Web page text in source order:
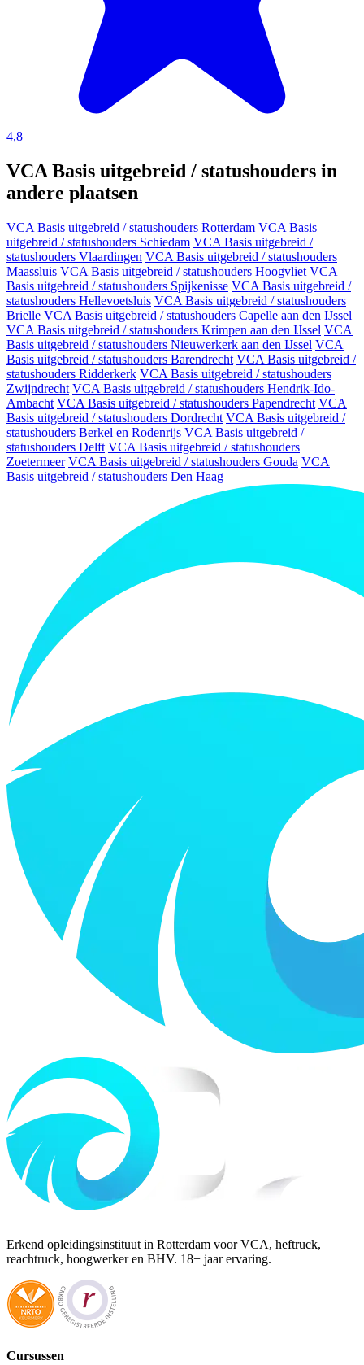
4,8
VCA Basis uitgebreid / statushouders in
andere plaatsen
VCA Basis uitgebreid / statushouders Rotterdam VCA Basis
uitgebreid / statushouders Schiedam VCA Basis uitgebreid /
statushouders Vlaardingen VCA Basis uitgebreid / statushouders
Maassluis VCA Basis uitgebreid / statushouders Hoogvliet VCA
Basis uitgebreid / statushouders Spijkenisse VCA Basis uitgebreid /
statushouders Hellevoetsluis VCA Basis uitgebreid / statushouders
Brielle VCA Basis uitgebreid / statushouders Capelle aan den IJssel
VCA Basis uitgebreid / statushouders Krimpen aan den IJssel VCA
Basis uitgebreid / statushouders Nieuwerkerk aan den IJssel VCA
Basis uitgebreid / statushouders Barendrecht VCA Basis uitgebreid /
statushouders Ridderkerk VCA Basis uitgebreid / statushouders
Zwijndrecht VCA Basis uitgebreid / statushouders Hendrik-Ido-
Ambacht VCA Basis uitgebreid / statushouders Papendrecht VCA
Basis uitgebreid / statushouders Dordrecht VCA Basis uitgebreid /
statushouders Berkel en Rodenrijs VCA Basis uitgebreid /
statushouders Delft VCA Basis uitgebreid / statushouders
Zoetermeer VCA Basis uitgebreid / statushouders Gouda VCA
Basis uitgebreid / statushouders Den Haag
Erkend opleidingsinstituut in Rotterdam voor VCA, heftruck,
reachtruck, hoogwerker en BHV. 18+ jaar ervaring.
Cursussen